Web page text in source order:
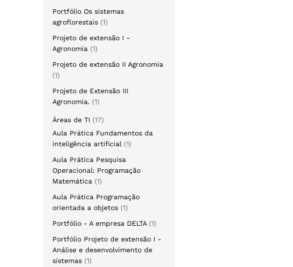
Portfólio Os sistemas
agroflorestais
1
Projeto de extensão I -
Agronomia
1
Projeto de extensão II Agronomia
1
Projeto de Extensão III
Agronomia.
1
Áreas de TI
17
Aula Prática Fundamentos da
inteligência artificial
1
Aula Prática Pesquisa
Operacional: Programação
Matemática
1
Aula Prática Programação
orientada a objetos
1
Portfólio - A empresa DELTA
1
Portfólio Projeto de extensão I -
Análise e desenvolvimento de
sistemas
1